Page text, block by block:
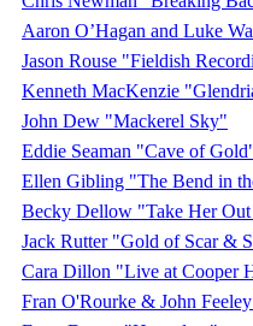
Aaron O’Hagan and Luke
Jason Rouse "Fieldish
Kenneth MacKenzie
John Dew "Mackerel Sky"
Eddie Seaman "Cave of
Ellen Gibling "The Bend in
Becky Dellow "Take Her
Jack Rutter "Gold of Scar &
Cara Dillon "Live at Cooper
Fran O'Rourke & John